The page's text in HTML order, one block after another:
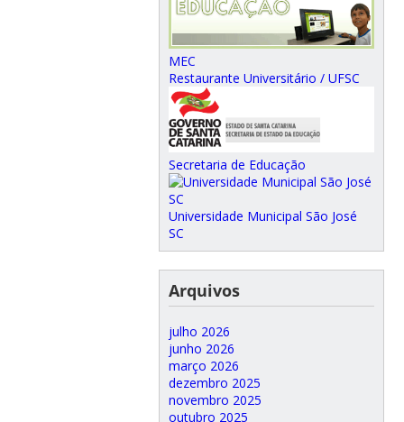
MEC
Restaurante Universitário / UFSC
Secretaria de Educação
Universidade Municipal São José
SC
Arquivos
julho 2026
junho 2026
março 2026
dezembro 2025
novembro 2025
outubro 2025